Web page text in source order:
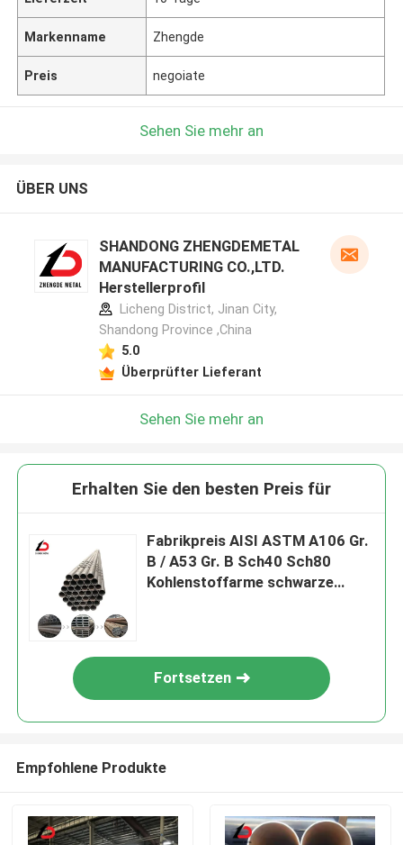
Markenname Zhengde
Preis negoiate
Sehen Sie mehr an
ÜBER UNS
SHANDONG ZHENGDEMETAL
MANUFACTURING CO.,LTD.
Herstellerprofil
Licheng District, Jinan City,
Shandong Province ,China
5.0
Überprüfter Lieferant
Sehen Sie mehr an
Erhalten Sie den besten Preis für
Fabrikpreis AISI ASTM A106 Gr.
B / A53 Gr. B Sch40 Sch80
Kohlenstoffarme schwarze
Fortsetzen
Empfohlene Produkte